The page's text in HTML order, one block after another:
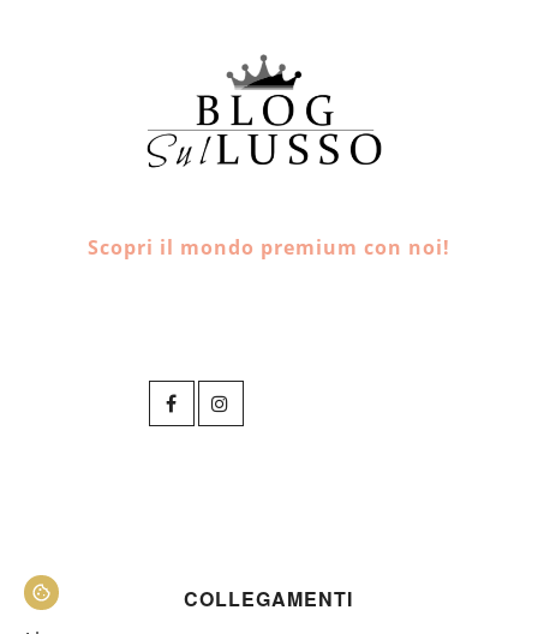
Scopri il mondo premium con noi!
COLLEGAMENTI